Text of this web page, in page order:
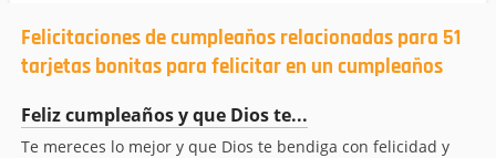
Felicitaciones de cumpleaños relacionadas para 51
tarjetas bonitas para felicitar en un cumpleaños
Feliz cumpleaños y que Dios te...
Te mereces lo mejor y que Dios te bendiga con felicidad y